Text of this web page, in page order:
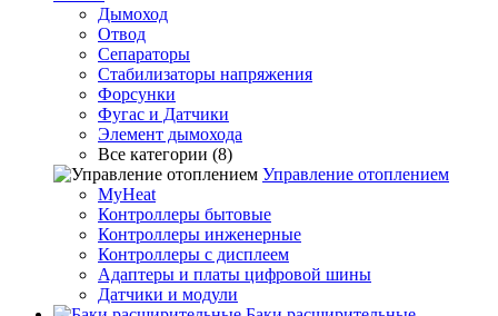
Дымоход
Отвод
Сепараторы
Стабилизаторы напряжения
Форсунки
Фугас и Датчики
Элемент дымохода
Все категории (8)
Управление отоплением
MyHeat
Контроллеры бытовые
Контроллеры инженерные
Контроллеры с дисплеем
Адаптеры и платы цифровой шины
Датчики и модули